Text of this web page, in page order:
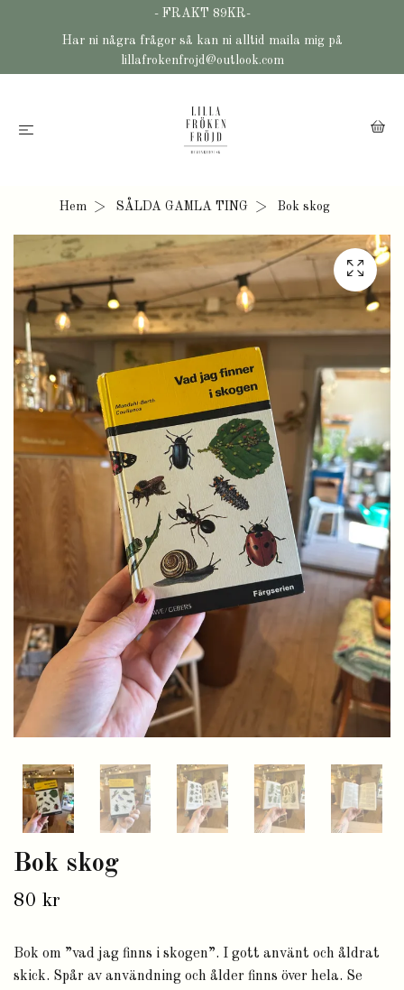
- FRAKT 89KR-
Har ni några frågor så kan ni alltid maila mig på
lillafrokenfrojd@outlook.com
Hem SÅLDA GAMLA TING Bok skog
Bok skog
80 kr
Bok om ”vad jag finns i skogen”. I gott använt och åldrat
skick. Spår av användning och ålder finns över hela. Se